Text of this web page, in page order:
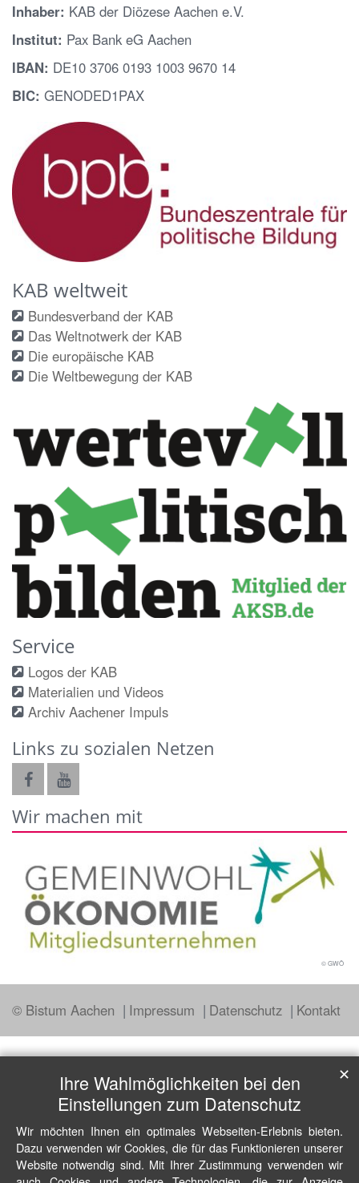
Inhaber: KAB der Diözese Aachen e.V.
Institut: Pax Bank eG Aachen
IBAN: DE10 3706 0193 1003 9670 14
BIC: GENODED1PAX
KAB weltweit
Bundesverband der KAB
Das Weltnotwerk der KAB
Die europäische KAB
Die Weltbewegung der KAB
Service
Logos der KAB
Materialien und Videos
Archiv Aachener Impuls
Links zu sozialen Netzen
Wir machen mit
© GWÖ
© Bistum Aachen Impressum Datenschutz Kontakt
Ihre Wahlmöglichkeiten bei den
Einstellungen zum Datenschutz
Wir möchten Ihnen ein optimales Webseiten-Erlebnis bieten.
Dazu verwenden wir Cookies, die für das Funktionieren unserer
Website notwendig sind. Mit Ihrer Zustimmung verwenden wir
✕